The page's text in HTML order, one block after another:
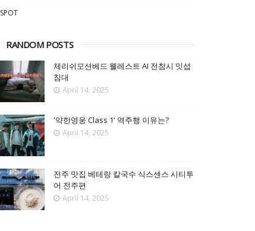
SPOT
RANDOM POSTS
체리쉬모션베드 웰레스트 AI 전참시 잇섭
침대
April 14, 2025
'약한영웅 Class 1' 역주행 이유는?
April 14, 2025
전주 맛집 베테랑 칼국수 식스센스 시티투
어 전주편
April 14, 2025